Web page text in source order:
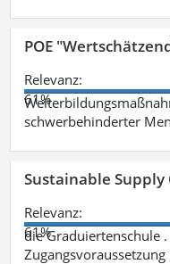
POE
Relevanz:
61%
schwerbehinderter
Sustainable Supply
Relevanz:
61%
die Graduiertenschule